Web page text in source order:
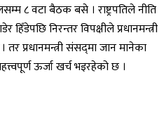
८ वटा बैठक बसे । राष्ट्रपतिले नीति
हिँडेपछि निरन्तर विपक्षीले प्रधानमन्त्री
प्रधानमन्त्री संसद्‌मा जान मानेका
ऊर्जा खर्च भइरहेको छ ।